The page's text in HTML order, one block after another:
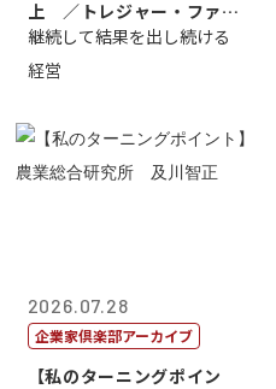
上 ／トレジャー・ファク
トリー社長野坂...
継続して結果を出し続ける
経営
2026.07.28
企業家倶楽部アーカイブ
【私のターニングポイン